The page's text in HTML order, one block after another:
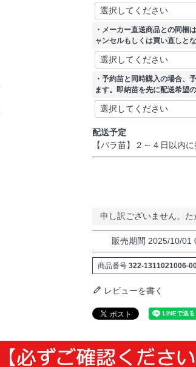
(
必
須
)
・メーカー直送商品との同梱
ャンセルもしくは買い直しとな
・予約苗と同時購入の場合、
ます。即納苗を先に配送希望
配送予定
【バラ苗】２～４日以内
申し訳ございません。た
販売期間 2025/10/01
商品番号 322-1311021006-
レビューを書く